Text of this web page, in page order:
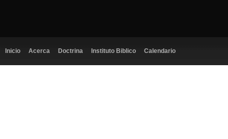
Inicio Acerca Doctrina Instituto Biblico Calendario